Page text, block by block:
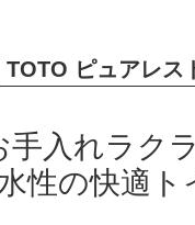
TOTO ピュアレス
手入れラク
性の快適ト